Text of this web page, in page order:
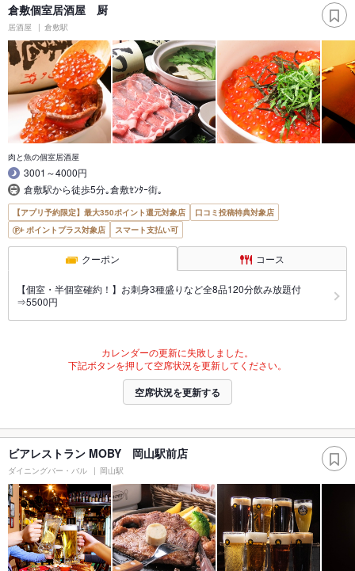
倉敷個室居酒屋 厨
居酒屋 倉敷駅
肉と魚の個室居酒屋
3001～4000円
倉敷駅から徒歩5分｡倉敷ｾﾝﾀｰ街｡
【アプリ予約限定】最大350ポイント還元対象店
口コミ投稿特典対象店
ポイントプラス対象店
スマート支払い可
クーポン コース
【個室・半個室確約！】お刺身3種盛りなど全8品120分飲み放題付
⇒5500円
カレンダーの更新に失敗しました。
下記ボタンを押して空席状況を更新してください。
空席状況を更新する
ビアレストラン MOBY 岡山駅前店
ダイニングバー・バル 岡山駅